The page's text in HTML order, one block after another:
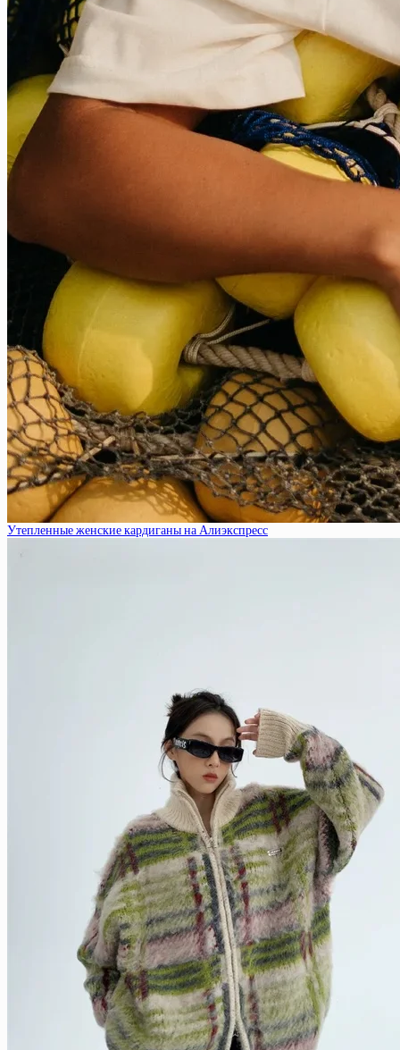
Утепленные женские кардиганы на Алиэкспресс